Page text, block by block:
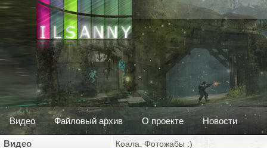
Видео Файловый архив О проекте Новости
Видео Коала. Фотожабы :)